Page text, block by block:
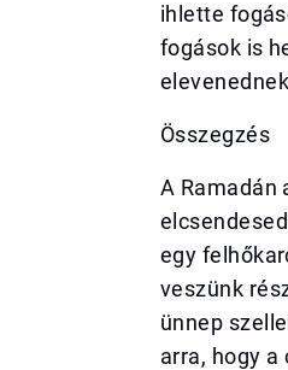
ihlette
fogások is
Összegzés
A Ramadán
egy
veszünk
ünnep
arra, hogy